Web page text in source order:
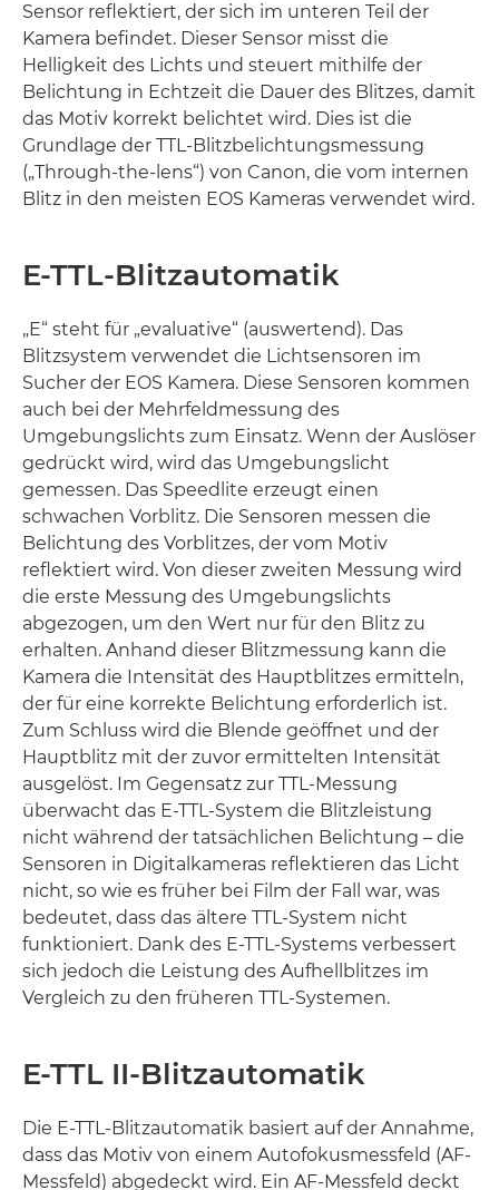
Sensor reflektiert, der sich im unteren Teil der
Kamera befindet. Dieser Sensor misst die
Helligkeit des Lichts und steuert mithilfe der
Belichtung in Echtzeit die Dauer des Blitzes, damit
das Motiv korrekt belichtet wird. Dies ist die
Grundlage der TTL-Blitzbelichtungsmessung
(„Through-the-lens“) von Canon, die vom internen
Blitz in den meisten EOS Kameras verwendet wird.
E-TTL-Blitzautomatik
„E“ steht für „evaluative“ (auswertend). Das
Blitzsystem verwendet die Lichtsensoren im
Sucher der EOS Kamera. Diese Sensoren kommen
auch bei der Mehrfeldmessung des
Umgebungslichts zum Einsatz. Wenn der Auslöser
gedrückt wird, wird das Umgebungslicht
gemessen. Das Speedlite erzeugt einen
schwachen Vorblitz. Die Sensoren messen die
Belichtung des Vorblitzes, der vom Motiv
reflektiert wird. Von dieser zweiten Messung wird
die erste Messung des Umgebungslichts
abgezogen, um den Wert nur für den Blitz zu
erhalten. Anhand dieser Blitzmessung kann die
Kamera die Intensität des Hauptblitzes ermitteln,
der für eine korrekte Belichtung erforderlich ist.
Zum Schluss wird die Blende geöffnet und der
Hauptblitz mit der zuvor ermittelten Intensität
ausgelöst. Im Gegensatz zur TTL-Messung
überwacht das E-TTL-System die Blitzleistung
nicht während der tatsächlichen Belichtung – die
Sensoren in Digitalkameras reflektieren das Licht
nicht, so wie es früher bei Film der Fall war, was
bedeutet, dass das ältere TTL-System nicht
funktioniert. Dank des E-TTL-Systems verbessert
sich jedoch die Leistung des Aufhellblitzes im
Vergleich zu den früheren TTL-Systemen.
E-TTL II-Blitzautomatik
Die E-TTL-Blitzautomatik basiert auf der Annahme,
dass das Motiv von einem Autofokusmessfeld (AF-
Messfeld) abgedeckt wird. Ein AF-Messfeld deckt